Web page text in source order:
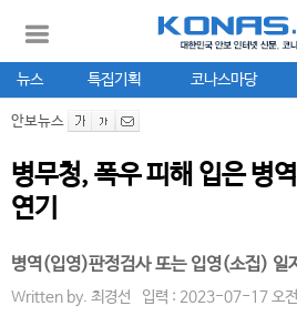
뉴스 특집기획 코나스마당
안보뉴스
병무청, 폭우 피해 입은 병
연기
병역(입영)판정검사 또는 입영(소집) 일
Written by. 최경선 입력 : 2023-07-17 오